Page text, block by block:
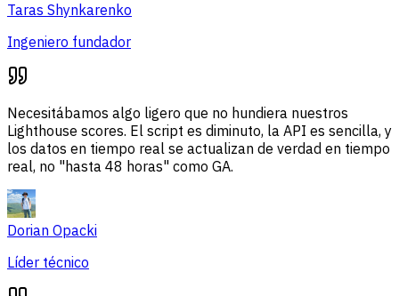
Taras Shynkarenko
Ingeniero fundador
Necesitábamos algo ligero que no hundiera nuestros
Lighthouse scores. El script es diminuto, la API es sencilla, y
los datos en tiempo real se actualizan de verdad en tiempo
real, no "hasta 48 horas" como GA.
Dorian Opacki
Líder técnico